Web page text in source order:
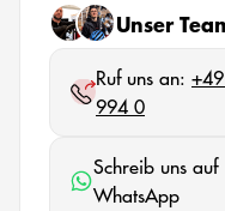
Unser
Ruf uns an:
994 0
Schreib uns auf
WhatsApp